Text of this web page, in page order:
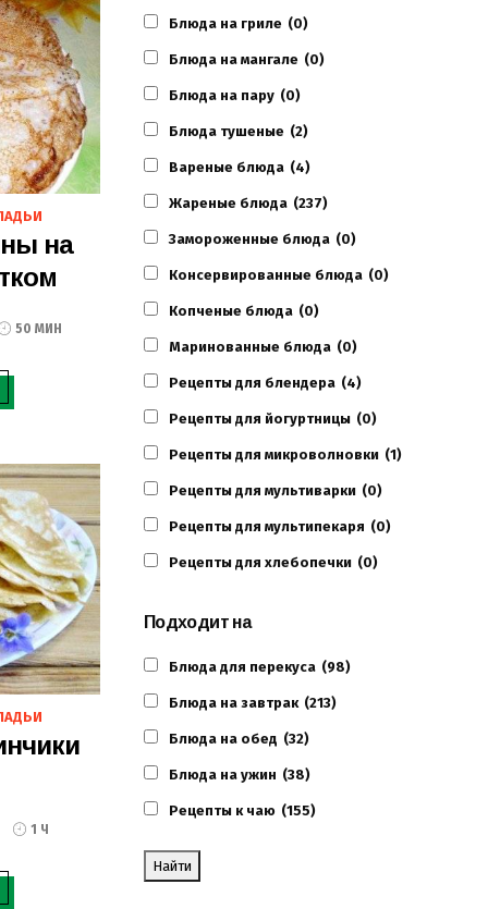
на
50 МИН
1 Ч
Блюда на гриле (0)
Блюда на мангале (0)
Блюда на пару (0)
Блюда тушеные (2)
Вареные блюда (4)
Жареные блюда (237)
Замороженные блюда (0)
Консервированные блюда (0)
Копченые блюда (0)
Маринованные блюда (0)
Рецепты для блендера (4)
Рецепты для йогуртницы (0)
Рецепты для микроволновки (1)
Рецепты для мультиварки (0)
Рецепты для мультипекаря (0)
Рецепты для хлебопечки (0)
Подходит на
Блюда для перекуса (98)
Блюда на завтрак (213)
Блюда на обед (32)
Блюда на ужин (38)
Рецепты к чаю (155)